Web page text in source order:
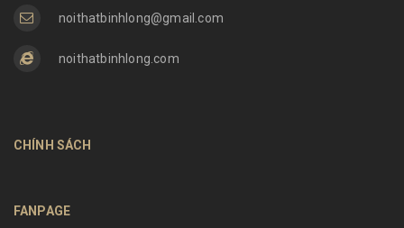
noithatbinhlong@gmail.com
noithatbinhlong.com
CHÍNH SÁCH
FANPAGE